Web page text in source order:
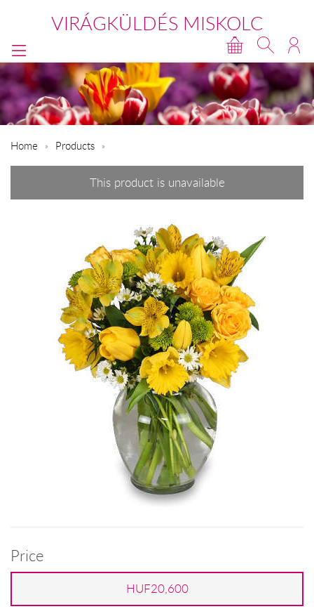
VIRÁGKÜLDÉS MISKOLC
Home Products
This product is unavailable
Price
HUF20,600